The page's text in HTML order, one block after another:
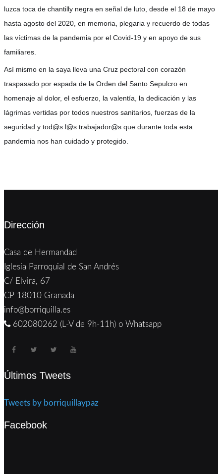
luzca toca de chantilly negra en señal de luto, desde el 18 de mayo
hasta agosto del 2020, en memoria, plegaria y recuerdo de todas
las víctimas de la pandemia por el Covid-19 y en apoyo de sus
familiares.
Así mismo en la saya lleva una Cruz pectoral con corazón
traspasado por espada de la Orden del Santo Sepulcro en
homenaje al dolor, el esfuerzo, la valentía, la dedicación y las
lágrimas vertidas por todos nuestros sanitarios, fuerzas de la
seguridad y tod@s l@s trabajador@s que durante toda esta
pandemia nos han cuidado y protegido.
Dirección
Casa de Hermandad
Iglesia Parroquial de San Andrés
C/ Elvira, 67
CP 18010 Granada
info@borriquilla.es
602080262 (L-V de 9h-11h) o Whatsapp
Últimos Tweets
Tweets by borriquillaypaz
Facebook